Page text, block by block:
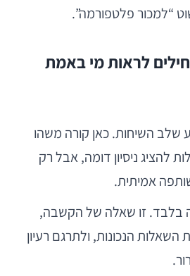
“למכור פלטפורמה”.
לראות מי באמת
שלב השיחות. כאן קורה משהו
להציג ניסיון דומה, אבל רק
אמיתית.
בלבד. זו שאלה של הקשבה,
הנכונות, ולתרגם רעיון